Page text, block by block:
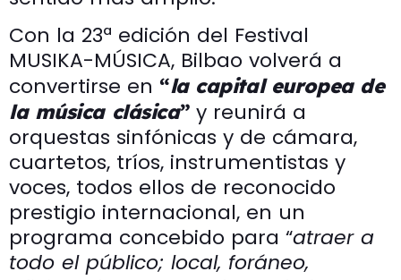
Con la 23ª edición del Festival
MUSIKA-MÚSICA, Bilbao volverá a
convertirse en “la capital europea de
la música clásica” y reunirá a
orquestas sinfónicas y de cámara,
cuartetos, tríos, instrumentistas y
voces, todos ellos de reconocido
prestigio internacional, en un
programa concebido para “atraer a
todo el público; local, foráneo,